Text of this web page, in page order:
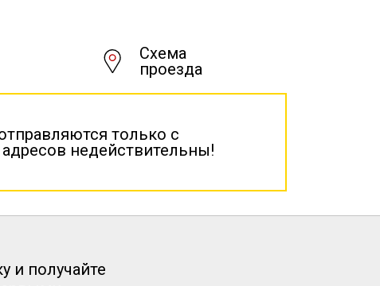
Схема
проезда
только с
недействительны!
и получайте